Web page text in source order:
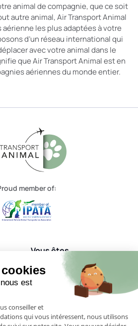
animal de compagnie, que ce soit
autre animal, Air Transport Animal
les plus adaptées à votre
d’un réseau international qui
avec votre animal dans le
que Air Transport Animal est en
aériennes du monde entier.
member of:
Vous êtes
Nos destinations
Contact
est
conseiller et
qui vous intéressent, nous utilisons